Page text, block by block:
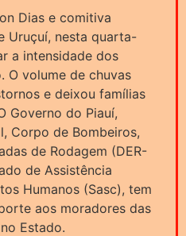
Dias e comitiva
Uruçuí, nesta quarta-
a intensidade dos
O volume de chuvas
e deixou famílias
Governo do Piauí,
Corpo de Bombeiros,
de Rodagem (DER-
de Assistência
Humanos (Sasc), tem
aos moradores das
Estado.